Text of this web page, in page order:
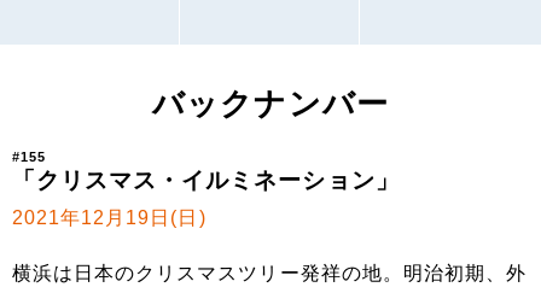
バックナンバー
#155
「クリスマス・イルミネーション」
2021年12月19日(日)
横浜は日本のクリスマスツリー発祥の地。明治初期、外